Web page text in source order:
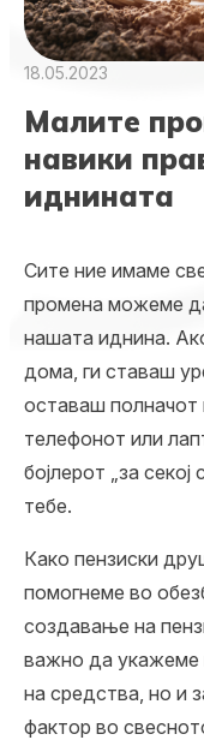
18.05.2023
Малите
навики
иднината
Сите ние имаме
промена можеме
нашата иднина.
дома, ги ставаш
оставаш
телефонот или
бојлерот „за
тебе.
Како пензиски
помогнеме во
создавање на
важно да укажеме
на средства, но и
фактор во